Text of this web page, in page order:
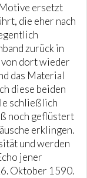
ersetzt
die eher nach
zurück in
dort wieder
das Material
diese beiden
schließlich
noch geflüstert
erklingen.
und werden
jener
Oktober 1590.